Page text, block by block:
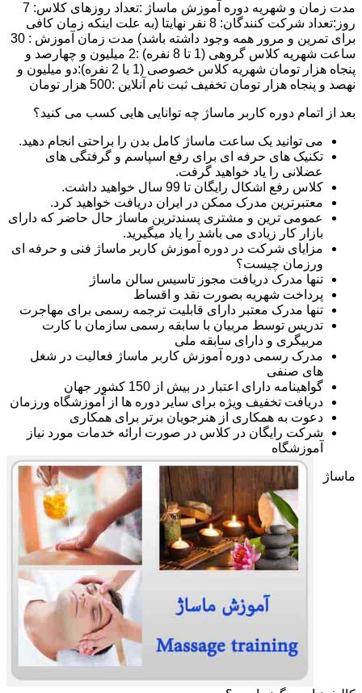
مدت زمان و شهریه دوره آموزش ماساژ :تعداد روزهای کلاس: 7
روز:تعداد شرکت کنندگان: 8 نفر نهایتا (به علت اینکه زمان کافی
برای تمرین و مرور همه وجود داشته باشد) مدت زمان آموزش : 30
ساعت شهریه کلاس گروهی (1 تا 8 نفره) :2 میلیون و چهارصد و
پنجاه هزار تومان شهریه کلاس خصوصی (1 یا 2 نفره):دو میلیون و
نهصد و پنجاه هزار تومان تخفیف ثبت نام آنلاین :500 هزار تومان
بعد از اتمام دوره کاربر ماساژ چه توانایی هایی کسب می کنید؟
می توانید یک ساعت ماساژ کامل بدن را براحتی انجام دهید.
تکنیک های حرفه ای برای رفع اسپاسم و گرفتگی های
عضلانی را یاد خواهید گرفت.
کلاس رفع اشکال رایگان تا 99 سال خواهید داشت.
معتبرترین مدرک ممکن در ایران دریافت خواهید کرد.
عمومی ترین و مشتری پسندترین ماساژ حال حاضر که دارای
بازار کار زیادی می باشد را یاد میگیرید.
مزایای شرکت در دوره آموزش کاربر ماساژ فنی و حرفه ای
ورزمان چیست؟
تنها مدرک دریافت مجوز تاسیس سالن ماساژ
پرداخت شهریه بصورت نقد و اقساط
تنها مدرک معتبر دارای قابلیت ترجمه رسمی برای مهاجرت
تدریس توسط مربیان با سابقه رسمی سازمان با کارت
مربیگری و دارای سابقه ملی
مدرک رسمی دوره آموزش کاربر ماساژ فعالیت در شغل
های صنفی
گواهینامه دارای اعتبار در بیش از 150 کشور جهان
دریافت تخفیف ویژه برای سایر دوره ها از آموزشگاه ورزمان
دعوت به همکاری از هنرجویان برتر برای همکاری
شرکت رایگان در کلاس در صورت ارائه خدمات مورد نیاز
آموزشگاه
ماساژ